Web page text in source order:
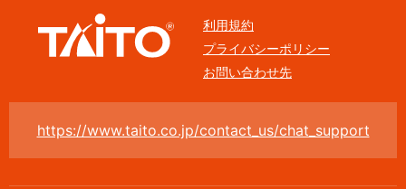
利用規約
プライバシーポリシー
お問い合わせ先
https://www.taito.co.jp/contact_us/chat_support